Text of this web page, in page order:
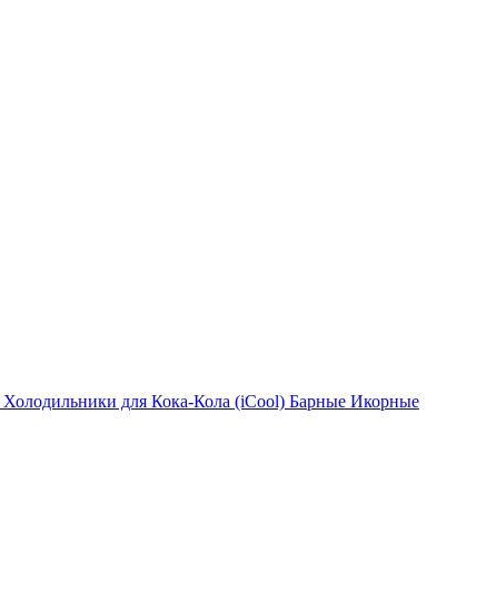
Холодильники для Кока-Кола (iCool) Барные Икорные